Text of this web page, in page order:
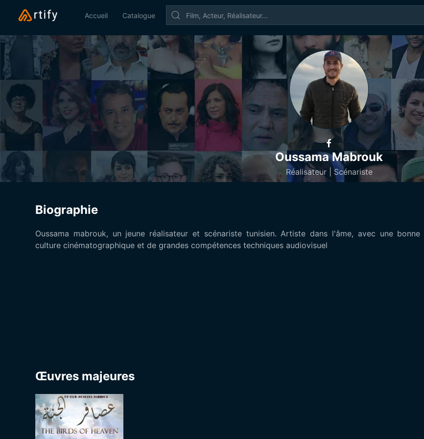
Accueil Catalogue
Oussama Mabrouk
Réalisateur | Scénariste
Biographie
Oussama mabrouk, un jeune réalisateur et scénariste tunisien. Artiste dans l'âme, avec une bonne
culture cinématographique et de grandes compétences techniques audiovisuel
Œuvres majeures